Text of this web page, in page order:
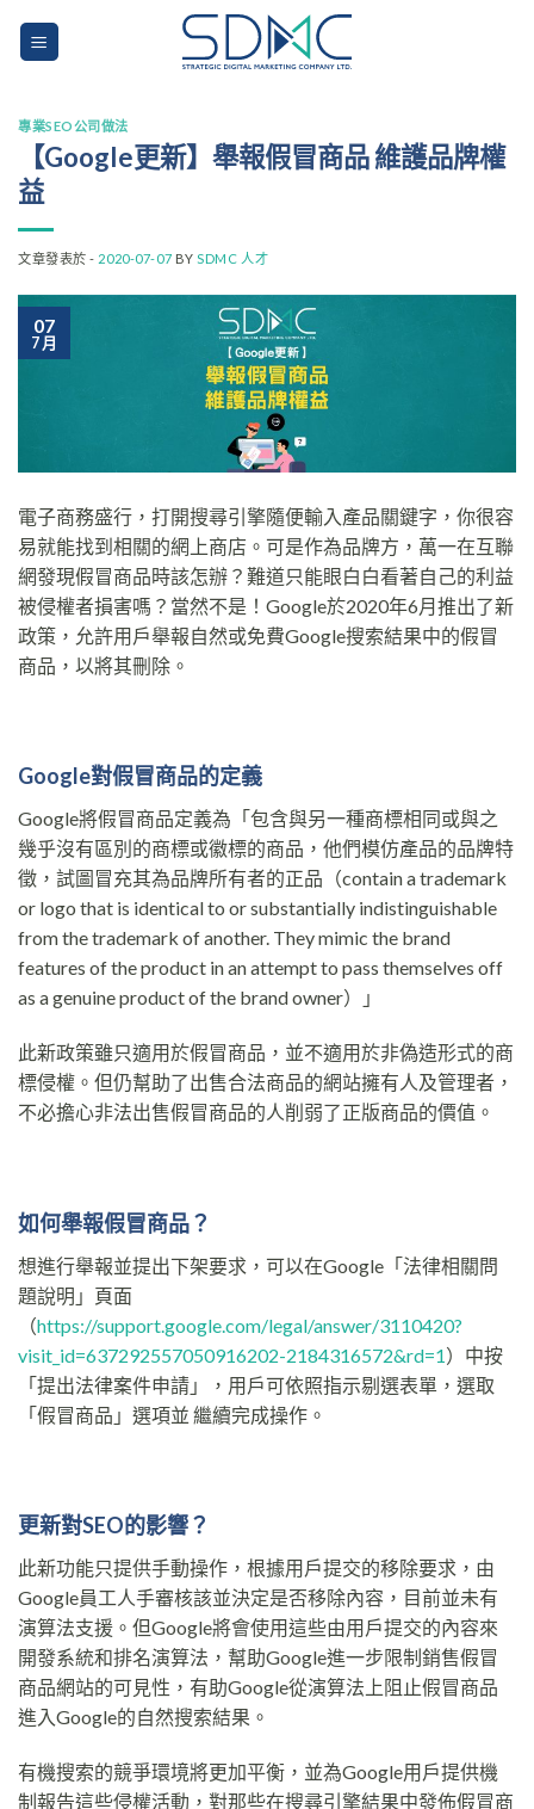
專業SEO公司做法
【Google更新】舉報假冒商品 維護品牌權
益
文章發表於 - 2020-07-07 BY SDMC 人才
07
7 月
電子商務盛行，打開搜尋引擎隨便輸入產品關鍵字，你很容
易就能找到相關的網上商店。可是作為品牌方，萬一在互聯
網發現假冒商品時該怎辦？難道只能眼白白看著自己的利益
被侵權者損害嗎？當然不是！Google於2020年6月推出了新
政策，允許用戶舉報自然或免費Google搜索結果中的假冒
商品，以將其刪除。
Google對假冒商品的定義
Google將假冒商品定義為「包含與另一種商標相同或與之
幾乎沒有區別的商標或徽標的商品，他們模仿產品的品牌特
徵，試圖冒充其為品牌所有者的正品（contain a trademark
or logo that is identical to or substantially indistinguishable
from the trademark of another. They mimic the brand
features of the product in an attempt to pass themselves off
as a genuine product of the brand owner）」
此新政策雖只適用於假冒商品，並不適用於非偽造形式的商
標侵權。但仍幫助了出售合法商品的網站擁有人及管理者，
不必擔心非法出售假冒商品的人削弱了正版商品的價值。
如何舉報假冒商品？
想進行舉報並提出下架要求，可以在Google「法律相關問
題說明」頁面
（https://support.google.com/legal/answer/3110420?
visit_id=637292557050916202-2184316572&rd=1）中按
「提出法律案件申請」，用戶可依照指示剔選表單，選取
「假冒商品」選項並 繼續完成操作。
更新對SEO的影響？
此新功能只提供手動操作，根據用戶提交的移除要求，由
Google員工人手審核該並決定是否移除內容，目前並未有
演算法支援。但Google將會使用這些由用戶提交的內容來
開發系統和排名演算法，幫助Google進一步限制銷售假冒
商品網站的可見性，有助Google從演算法上阻止假冒商品
進入Google的自然搜索結果。
有機搜索的競爭環境將更加平衡，並為Google用戶提供機
制報告這些侵權活動，對那些在搜尋引擎結果中發佈假冒商